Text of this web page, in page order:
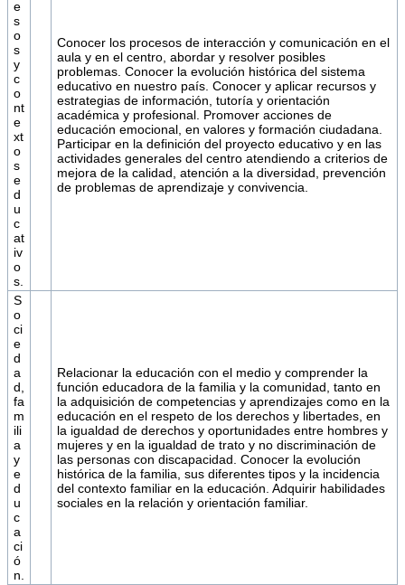
e
s
o
s
y
c
o
nt
e
xt
o
s
e
d
u
c
at
iv
o
s.
Conocer los procesos de interacción y comunicación en el
aula y en el centro, abordar y resolver posibles
problemas. Conocer la evolución histórica del sistema
educativo en nuestro país. Conocer y aplicar recursos y
estrategias de información, tutoría y orientación
académica y profesional. Promover acciones de
educación emocional, en valores y formación ciudadana.
Participar en la definición del proyecto educativo y en las
actividades generales del centro atendiendo a criterios de
mejora de la calidad, atención a la diversidad, prevención
de problemas de aprendizaje y convivencia.
S
o
ci
e
d
a
d,
fa
m
ili
a
y
e
d
u
c
a
ci
ó
n.
Relacionar la educación con el medio y comprender la
función educadora de la familia y la comunidad, tanto en
la adquisición de competencias y aprendizajes como en la
educación en el respeto de los derechos y libertades, en
la igualdad de derechos y oportunidades entre hombres y
mujeres y en la igualdad de trato y no discriminación de
las personas con discapacidad. Conocer la evolución
histórica de la familia, sus diferentes tipos y la incidencia
del contexto familiar en la educación. Adquirir habilidades
sociales en la relación y orientación familiar.